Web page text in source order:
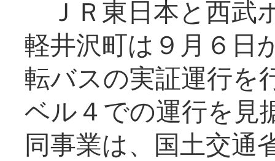
ＪＲ東日本と西武
軽井沢町は９月６日
転バスの実証運行を
ベル４での運行を見
同事業は、国土交通